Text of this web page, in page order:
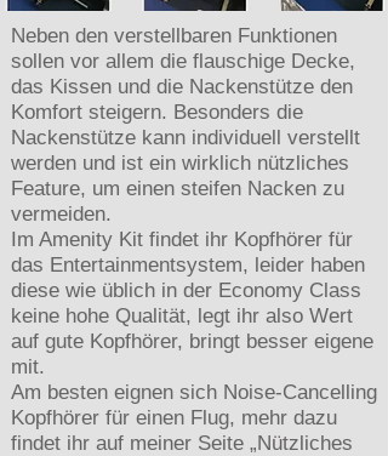
Neben den verstellbaren Funktionen
sollen vor allem die flauschige Decke,
das Kissen und die Nackenstütze den
Komfort steigern. Besonders die
Nackenstütze kann individuell verstellt
werden und ist ein wirklich nützliches
Feature, um einen steifen Nacken zu
vermeiden.
Im Amenity Kit findet ihr Kopfhörer für
das Entertainmentsystem, leider haben
diese wie üblich in der Economy Class
keine hohe Qualität, legt ihr also Wert
auf gute Kopfhörer, bringt besser eigene
mit.
Am besten eignen sich Noise-Cancelling
Kopfhörer für einen Flug, mehr dazu
findet ihr auf meiner Seite „Nützliches